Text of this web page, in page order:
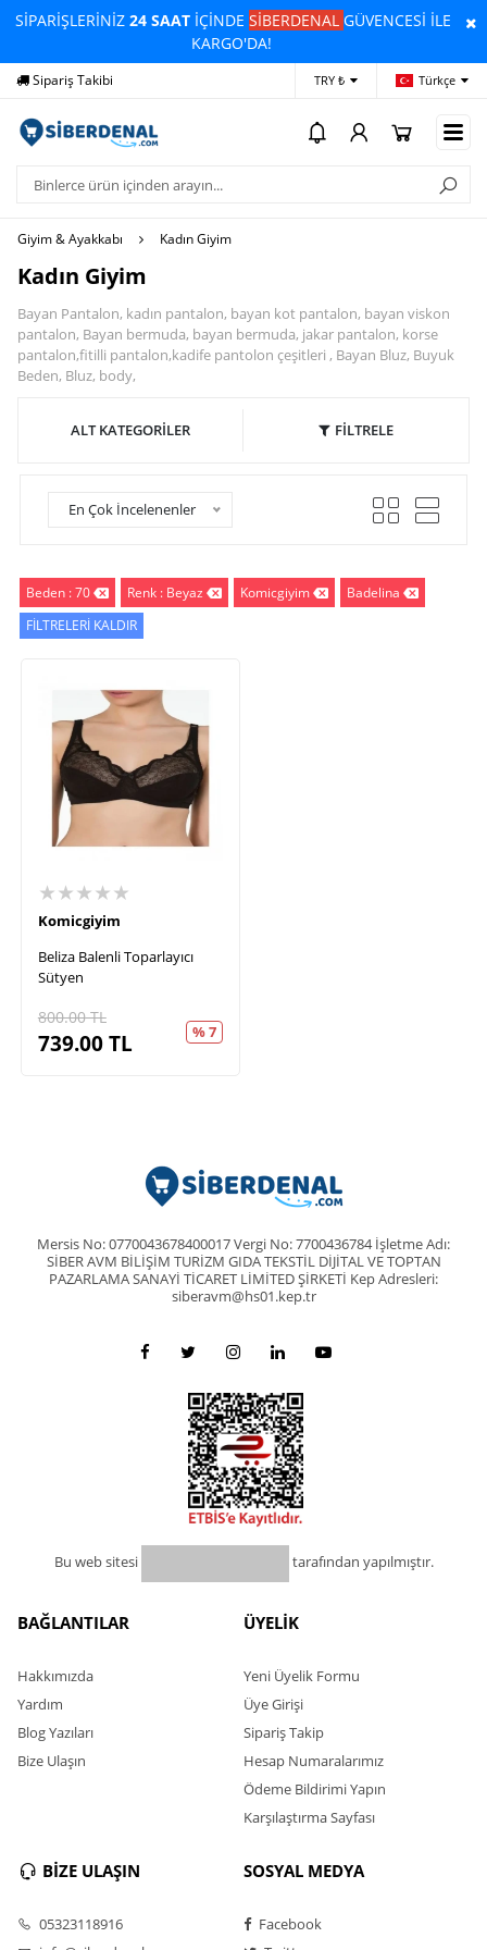
SİPARİŞLERİNİZ24 SAAT İÇİNDESİBERDENALGÜVENCESİ İLE
KARGO'DA!
Sipariş Takibi TRY ₺ Türkçe
Giyim & Ayakkabı Kadın Giyim
Kadın Giyim
Bayan Pantalon, kadın pantalon, bayan kot pantalon, bayan viskon
pantalon, Bayan bermuda, bayan bermuda, jakar pantalon, korse
pantalon,fitilli pantalon,kadife pantolon çeşitleri , Bayan Bluz, Buyuk
Beden, Bluz, body,
ALT KATEGORİLER FİLTRELE
En Çok İncelenenler
Beden : 70 Renk : Beyaz Komicgiyim
Badelina
FİLTRELERİ KALDIR
★★★★★
Komicgiyim
Beliza Balenli Toparlayıcı
Sütyen
800.00TL
739.00TL % 7
Mersis No: 0770043678400017 Vergi No: 7700436784 İşletme Adı:
SİBER AVM BİLİŞİM TURİZM GIDA TEKSTİL DİJİTAL VE TOPTAN
PAZARLAMA SANAYİ TİCARET LİMİTED ŞİRKETİ Kep Adresleri:
siberavm@hs01.kep.tr
Bu web sitesi tarafından yapılmıştır.
BAĞLANTILAR
Hakkımızda
Yardım
Blog Yazıları
Bize Ulaşın
ÜYELİK
Yeni Üyelik Formu
Üye Girişi
Sipariş Takip
Hesap Numaralarımız
Ödeme Bildirimi Yapın
Karşılaştırma Sayfası
BİZE ULAŞIN
05323118916
SOSYAL MEDYA
Facebook